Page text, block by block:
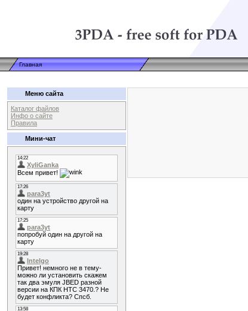
Главная
Меню сайта
Каталог файлов
Инфо о сайте
Правила
Мини-чат